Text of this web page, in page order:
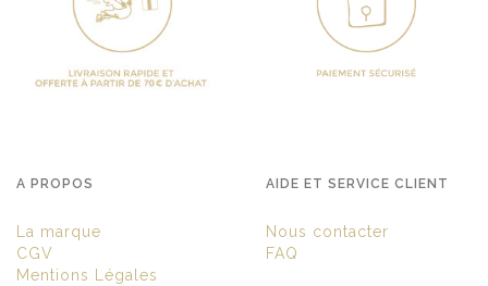
A PROPOS
La marque
CGV
Mentions Légales
AIDE ET SERVICE CLIENT
Nous contacter
FAQ